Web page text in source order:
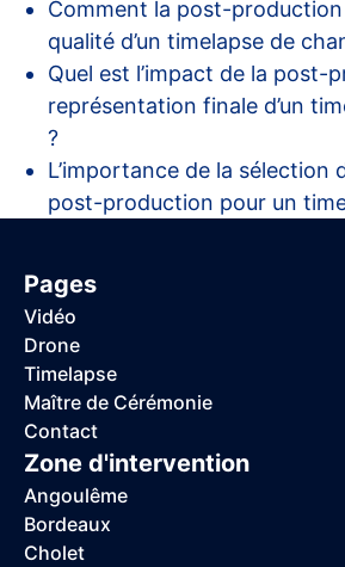
Comment la post-
qualité d’un timelapse de
Quel est l’impact de la post-
représentation finale d’un
?
L’importance de la sélection
post-production pour un
Pages
Vidéo
Drone
Timelapse
Maître de Cérémonie
Contact
Zone d'intervention
Angoulême
Bordeaux
Cholet